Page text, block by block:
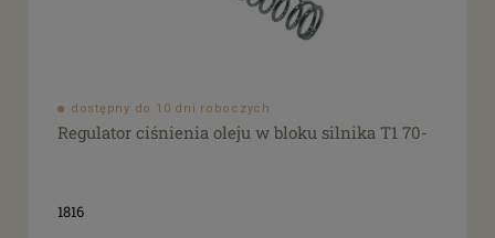
dostępny do 10 dni roboczych
Regulator ciśnienia oleju w bloku silnika T1 70-
1816